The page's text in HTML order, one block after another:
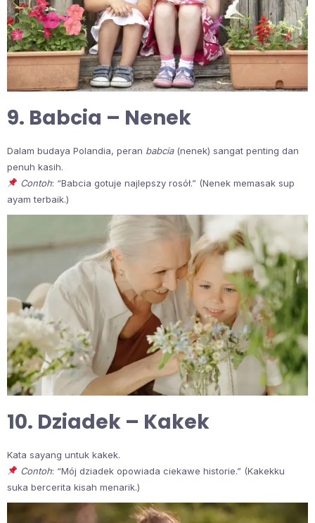
9. Babcia – Nenek
Dalam budaya Polandia, peran babcia(nenek) sangat penting dan
penuh kasih.
Contoh: “Babcia gotuje najlepszy rosół.” (Nenek memasak sup
ayam terbaik.)
10. Dziadek – Kakek
Kata sayang untuk kakek.
Contoh: “Mój dziadek opowiada ciekawe historie.” (Kakekku
suka bercerita kisah menarik.)